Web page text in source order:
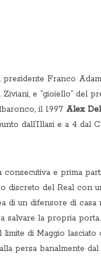
Franco
e “gioiello” del
il 1997 Alex
dall’Illasi e a 4 dal
consecutiva e prima
discreto del Real con
di un difensore di casa
salvare la propria
di Maggio
persa banalmente